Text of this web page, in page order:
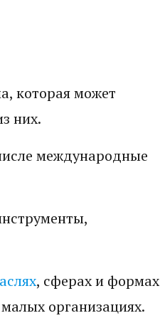
которая может
них.
международные
, сферах и формах
организациях.